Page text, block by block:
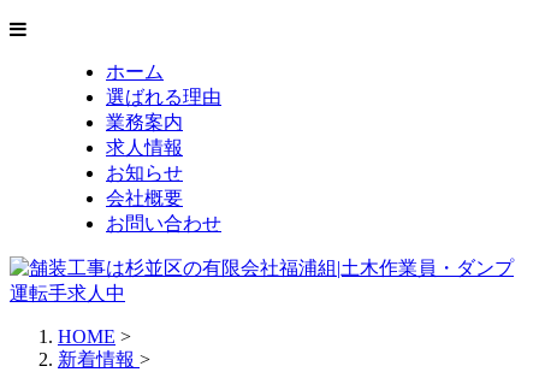
ホーム
選ばれる理由
業務案内
求人情報
お知らせ
会社概要
お問い合わせ
HOME >
新着情報 >